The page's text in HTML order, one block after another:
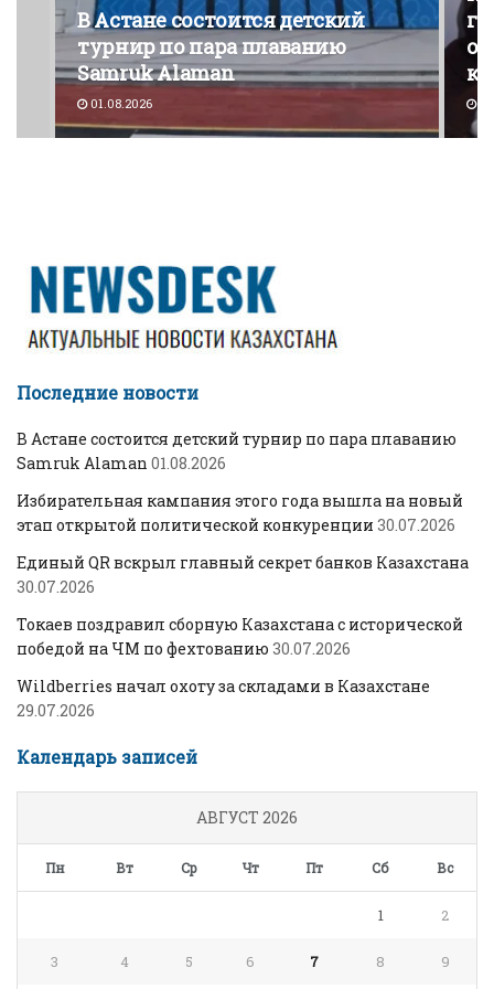
В Астане состоится детский
турнир по пара плаванию
Samruk Alaman
01.08.2026
Последние новости
В Астане состоится детский турнир по пара плаванию
Samruk Alaman 01.08.2026
Избирательная кампания этого года вышла на новый
этап открытой политической конкуренции 30.07.2026
Единый QR вскрыл главный секрет банков Казахстана
30.07.2026
Токаев поздравил сборную Казахстана с исторической
победой на ЧМ по фехтованию 30.07.2026
Wildberries начал охоту за складами в Казахстане
29.07.2026
Календарь записей
АВГУСТ 2026
Пн Вт Ср Чт Пт Сб Вс
1 2
3 4 5 6 7 8 9